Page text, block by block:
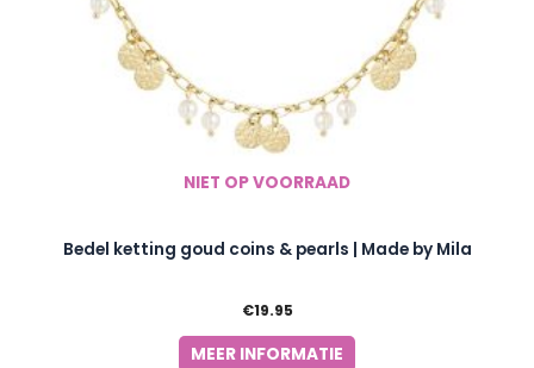
NIET OP VOORRAAD
Bedel ketting goud coins & pearls | Made by Mila
€19.95
MEER INFORMATIE